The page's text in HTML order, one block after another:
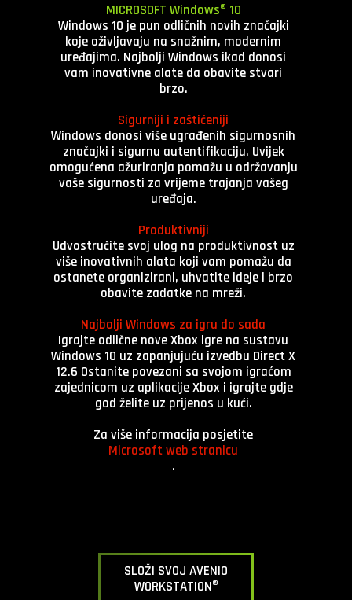
MICROSOFT Windows® 10
Windows 10 je pun odličnih novih značajki
koje oživljavaju na snažnim, modernim
uređajima. Najbolji Windows ikad donosi
vam inovativne alate da obavite stvari
brzo.
Sigurniji i zaštićeniji
Windows donosi više ugrađenih sigurnosnih
značajki i sigurnu autentifikaciju. Uvijek
omogućena ažuriranja pomažu u održavanju
vaše sigurnosti za vrijeme trajanja vašeg
uređaja.
Produktivniji
Udvostručite svoj ulog na produktivnost uz
više inovativnih alata koji vam pomažu da
ostanete organizirani, uhvatite ideje i brzo
obavite zadatke na mreži.
Najbolji Windows za igru do sada
Igrajte odlične nove Xbox igre na sustavu
Windows 10 uz zapanjujuću izvedbu Direct X
12.6 Ostanite povezani sa svojom igraćom
zajednicom uz aplikacije Xbox i igrajte gdje
god želite uz prijenos u kući.
Za više informacija posjetite
Microsoft web stranicu
.
SLOŽI SVOJ AVENIO
WORKSTATION®